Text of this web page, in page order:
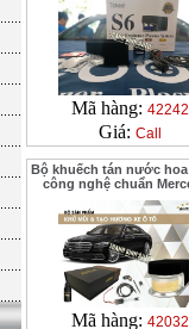
Mã hàng: 42242
Giá: Call
Bộ khuếch tán nước hoa
công nghệ chuẩn
Mã hàng: 42032